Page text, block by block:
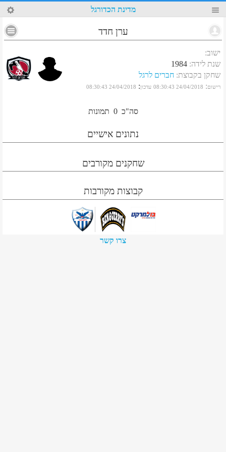
31 מדינת הכדורגל
ערן חדד
ישוב:
שנת לידה:
1984
שחקן בקבוצת: חברים לרגל
רישום:
24/04/2018 08:30:43 עדכון:
24/04/2018 08:30:43
סה"כ 0 תמונות
נתונים אישיים
שחקנים מקורבים
קבוצות מקורבות
צרו קשר